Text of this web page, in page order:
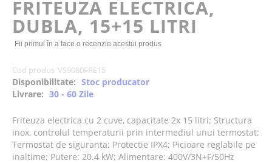
the
images
gallery
FRITEUZA ELECTRICA,
DUBLA, 15+15 LITRI
Fii primul în a face o recenzie acestui produs
Cod produs VS9080FRE15
Disponibilitate: Stoc producator
Livrare: 30 - 60 Zile
Friteuza electrica cu 2 cuve, capacitate 2x 15 litri; Structura
inox, controlul temperaturii prin intermediul unui termostat;
Termostat de siguranta; Protectie IPX4; Picioare reglabile pe
inaltime; Putere: 20.4 kW; Alimentare: 400V/3N+F/50Hz